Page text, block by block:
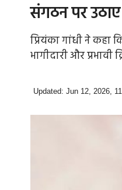
संगठन पर
प्रियंका गांधी ने कहा
भागीदारी और प्रभावी
Updated: Jun 12, 2026,